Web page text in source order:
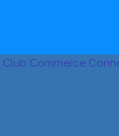
Commerce